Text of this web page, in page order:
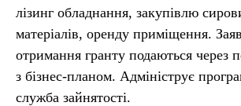
лізинг обладнання, закупівлю
матеріалів, оренду приміщення.
отримання гранту подаються через
з бізнес-планом. Адмініструє
служба зайнятості.